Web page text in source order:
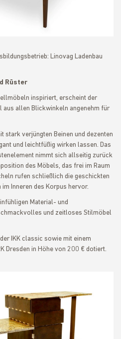
Linovag Ladenbau
Rüster
inspiriert, erscheint der
aus allen Blickwinkeln angenehm für
stark verjüngten Beinen und dezenten
und leichtfüßig wirken lassen. Das
nimmt sich allseitig zurück
des Möbels, das frei im Raum
rufen schließlich die geschickten
Inneren des Korpus hervor.
Material- und
und zeitloses Stilmöbel
IKK classic sowie mit einem
Dresden in Höhe von 200 € dotiert.